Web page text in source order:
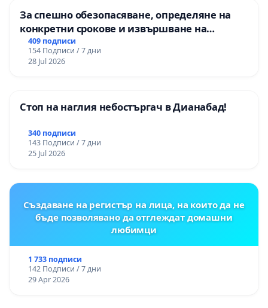
За спешно обезопасяване, определяне на
конкретни срокове и извършване на
цялостна рехабилитация на
републиканския път между пътен възел АМ
„Тракия“ - гр. Ихтиман - с. Мирово - к.к.
409 подписи
154 Подписи / 7 дни
28 Jul 2026
Стоп на наглия небостъргач в Дианабад!
340 подписи
143 Подписи / 7 дни
25 Jul 2026
Създаване на регистър на лица, на които да не
бъде позволявано да отглеждат домашни
любимци
1 733 подписи
142 Подписи / 7 дни
29 Apr 2026